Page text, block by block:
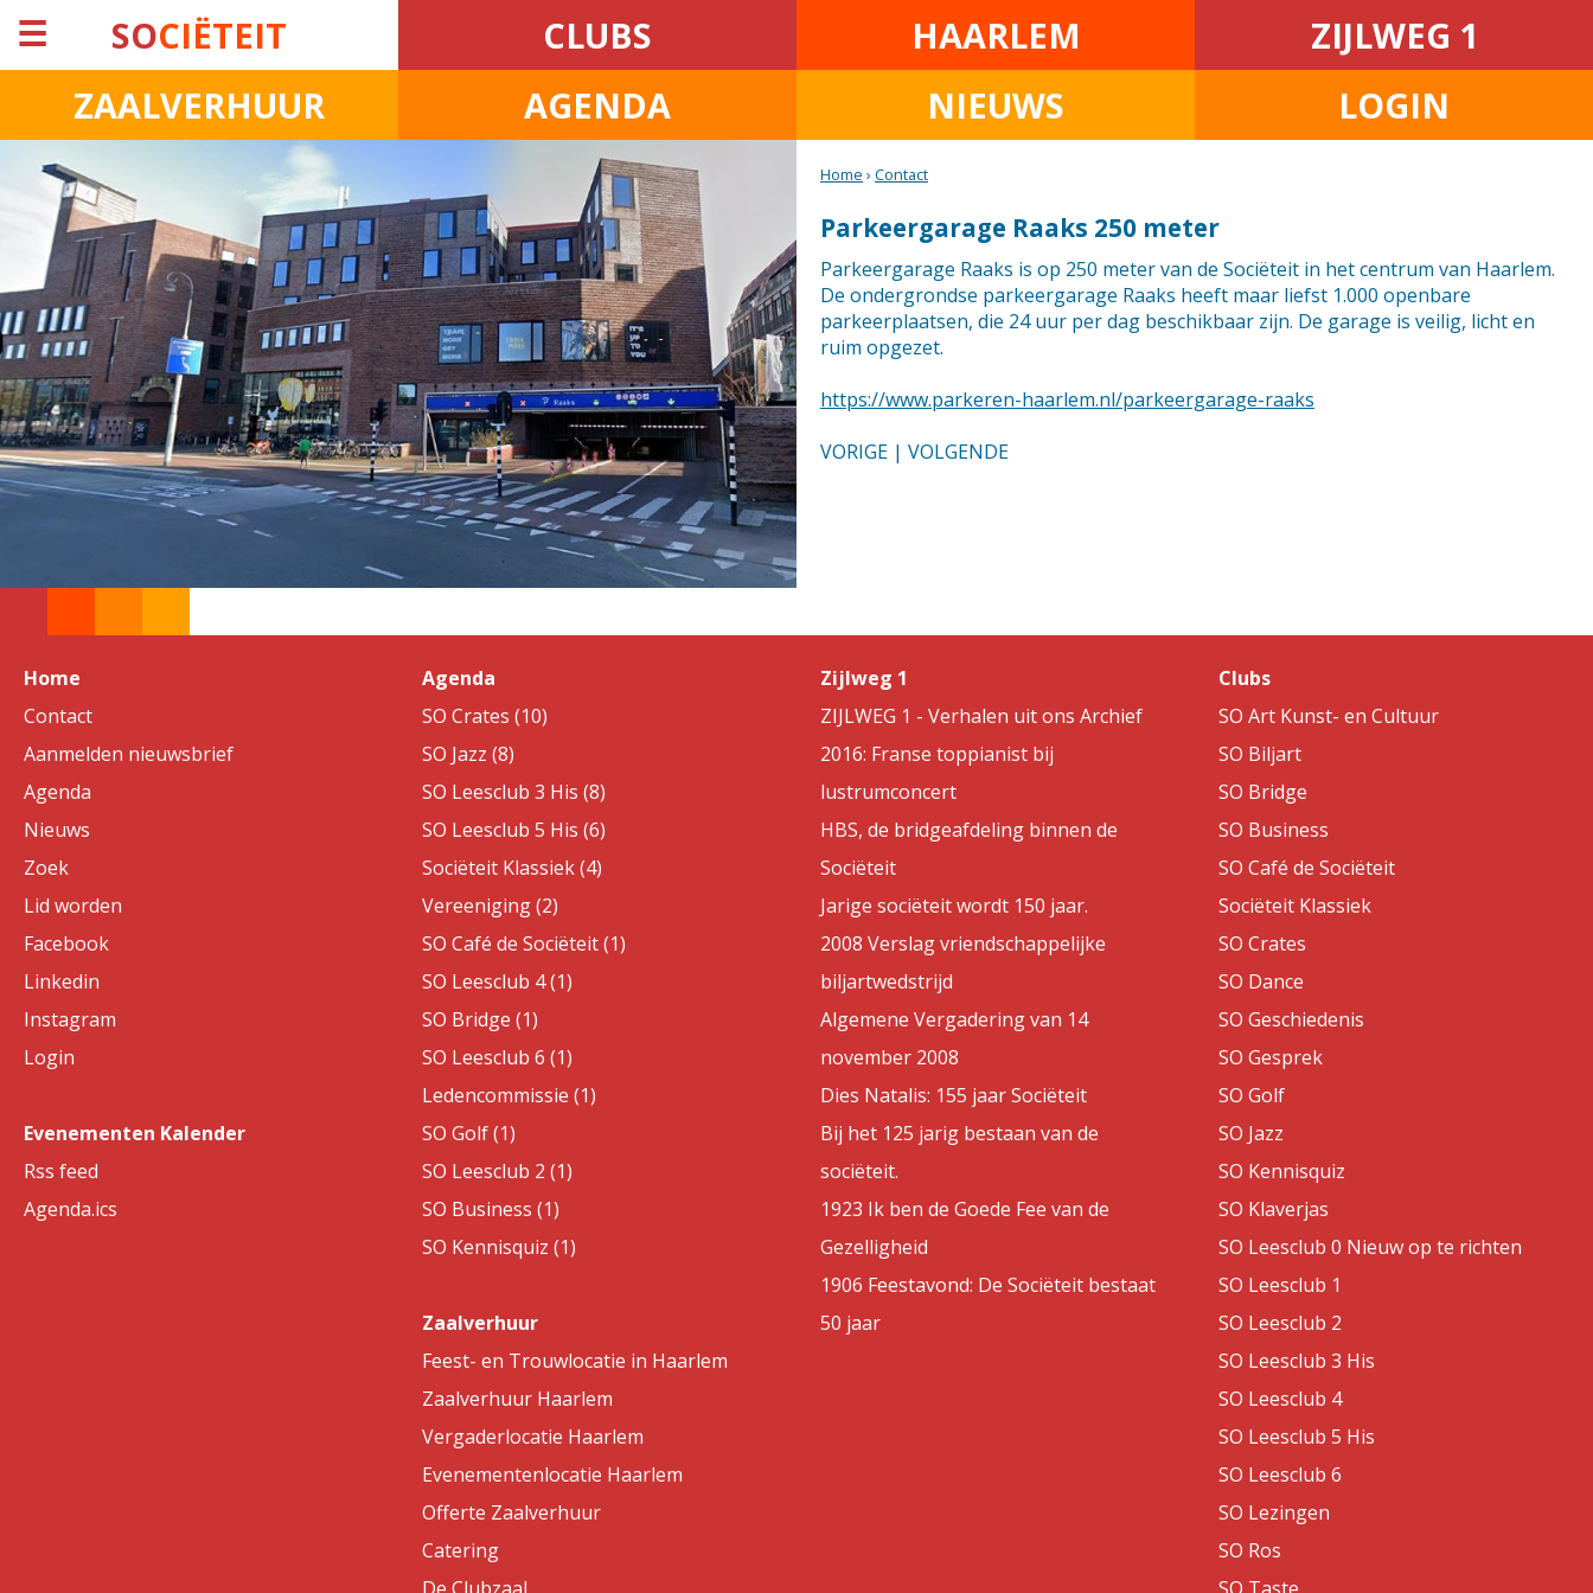
☰ SOCIËTEIT CLUBS HAARLEM
ZIJLWEG 1
ZAALVERHUUR
AGENDA NIEUWS LOGIN
Home › Contact
Parkeergarage Raaks 250 meter
Parkeergarage Raaks is op 250 meter van de Sociëteit in het centrum van Haarlem.
De ondergrondse parkeergarage Raaks heeft maar liefst 1.000 openbare
parkeerplaatsen, die 24 uur per dag beschikbaar zijn. De garage is veilig, licht en
ruim opgezet.
https://www.parkeren-haarlem.nl/parkeergarage-raaks
VORIGE | VOLGENDE
Home
Contact
Aanmelden nieuwsbrief
Agenda
Nieuws
Zoek
Lid worden
Facebook
Linkedin
Instagram
Login
Evenementen Kalender
Rss feed
Agenda.ics
Agenda
SO Crates (10)
SO Jazz (8)
SO Leesclub 3 His (8)
SO Leesclub 5 His (6)
Sociëteit Klassiek (4)
Vereeniging (2)
SO Café de Sociëteit (1)
SO Leesclub 4 (1)
SO Bridge (1)
SO Leesclub 6 (1)
Ledencommissie (1)
SO Golf (1)
SO Leesclub 2 (1)
SO Business (1)
SO Kennisquiz (1)
Zaalverhuur
Feest- en Trouwlocatie in Haarlem
Zaalverhuur Haarlem
Vergaderlocatie Haarlem
Evenementenlocatie Haarlem
Offerte Zaalverhuur
Catering
Zijlweg 1
ZIJLWEG 1 - Verhalen uit ons Archief
2016: Franse toppianist bij
lustrumconcert
HBS, de bridgeafdeling binnen de
Sociëteit
Jarige sociëteit wordt 150 jaar.
2008 Verslag vriendschappelijke
biljartwedstrijd
Algemene Vergadering van 14
november 2008
Dies Natalis: 155 jaar Sociëteit
Bij het 125 jarig bestaan van de
sociëteit.
1923 Ik ben de Goede Fee van de
Gezelligheid
1906 Feestavond: De Sociëteit bestaat
50 jaar
Clubs
SO Art Kunst- en Cultuur
SO Biljart
SO Bridge
SO Business
SO Café de Sociëteit
Sociëteit Klassiek
SO Crates
SO Dance
SO Geschiedenis
SO Gesprek
SO Golf
SO Jazz
SO Kennisquiz
SO Klaverjas
SO Leesclub 0 Nieuw op te richten
SO Leesclub 1
SO Leesclub 2
SO Leesclub 3 His
SO Leesclub 4
SO Leesclub 5 His
SO Leesclub 6
SO Lezingen
SO Ros